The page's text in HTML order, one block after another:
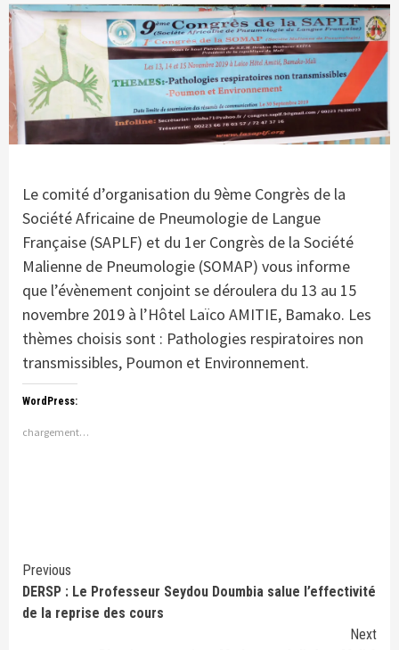
Le comité d’organisation du 9ème Congrès de la
Société Africaine de Pneumologie de Langue
Française (SAPLF) et du 1er Congrès de la Société
Malienne de Pneumologie (SOMAP) vous informe
que l’évènement conjoint se déroulera du 13 au 15
novembre 2019 à l’Hôtel Laïco AMITIE, Bamako. Les
thèmes choisis sont : Pathologies respiratoires non
transmissibles, Poumon et Environnement.
WordPress:
chargement…
Continue
Reading
Previous
DERSP : Le Professeur Seydou Doumbia salue l’effectivité
de la reprise des cours
Next